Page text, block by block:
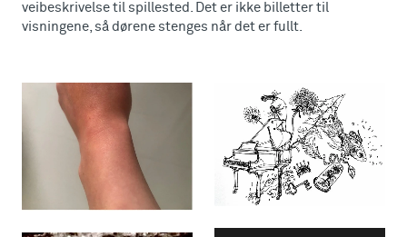
veibeskrivelse til spillested. Det er ikke billetter til
visningene, så dørene stenges når det er fullt.